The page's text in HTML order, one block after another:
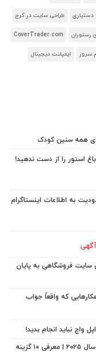
دستیاری طراحی سایت در کرج
رستوران CoverTrader.com
سرور ایمپلنت دیجیتال
همه سنین کودک
باغ استور را از دست ندهید!
آگهی
سایت فروشگاهی به پایان
که واقعاً جواب
مناسب‌ترین کارت گرافیک برای بازی و گیمینگ در سال ۲۰۲۵ | معرفی ۱۰ گزینه